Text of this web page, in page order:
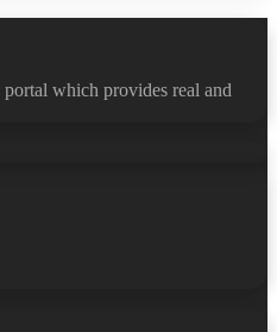
which provides real and